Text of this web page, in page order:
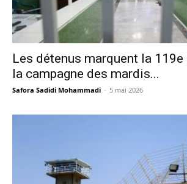
Les détenus marquent la 119e
la campagne des mardis...
Safora Sadidi Mohammadi - 5 mai 2026